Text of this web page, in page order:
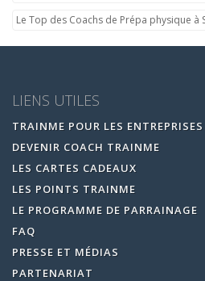
Le Top des Coachs de Prépa physique à
LIENS UTILES
TRAINME POUR LES ENTREPRISES
DEVENIR COACH TRAINME
LES CARTES CADEAUX
LES POINTS TRAINME
LE PROGRAMME DE PARRAINAGE
FAQ
PRESSE ET MÉDIAS
PARTENARIAT